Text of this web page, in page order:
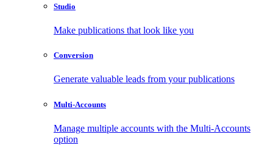
Studio
Make publications that look like you
Conversion
Generate valuable leads from your publications
Multi-Accounts
Manage multiple accounts with the Multi-Accounts
option